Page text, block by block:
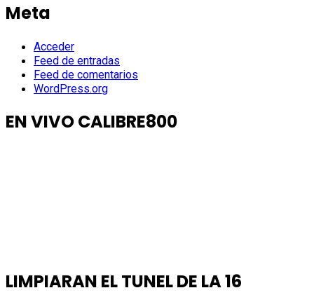
Meta
Acceder
Feed de entradas
Feed de comentarios
WordPress.org
EN VIVO CALIBRE800
LIMPIARAN EL TUNEL DE LA 16